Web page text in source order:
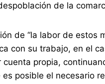
de la
de “la labor de estos
con su trabajo, en el
propia,
posible el necesario